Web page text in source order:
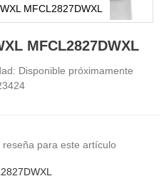
MFCL2827DWXL
MFCL2827DWXL
Disponible próximamente
para este artículo